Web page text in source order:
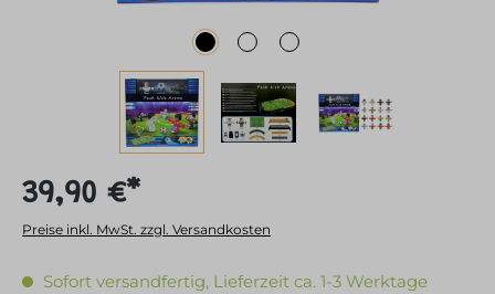
39,90 €*
Preise inkl. MwSt. zzgl. Versandkosten
Sofort versandfertig, Lieferzeit ca. 1-3 Werktage